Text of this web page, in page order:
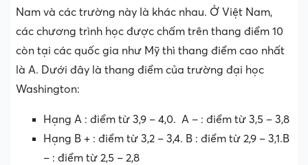
Nam và các trường này là khác nhau. Ở Việt Nam,
các chương trình học được chấm trên thang điểm 10
còn tại các quốc gia như Mỹ thì thang điểm cao nhất
là A. Dưới đây là thang điểm của trường đại học
Washington:
Hạng A : điểm từ 3,9 – 4,0. A – : điểm từ 3,5 – 3,8
Hạng B + : điểm từ 3,2 – 3,4. B : điểm từ 2,9 – 3,1.B
– : điểm từ 2,5 – 2,8